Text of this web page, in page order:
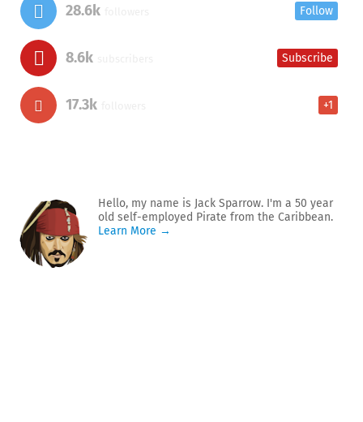
28.6k Follow
8.6k Subscribe
17.3k +1
Hello, my name is Jack Sparrow. I'm a 50 year
old self-employed Pirate from the Caribbean.
Learn More →